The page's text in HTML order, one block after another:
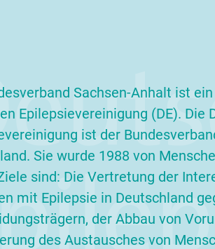
Sachsen-Anhalt ist
Epilepsievereinigung (DE). Die
ist der
Sie wurde 1988 von
sind: Die Vertretung der
mit Epilepsie in Deutschland
der Abbau von
des Austausches von